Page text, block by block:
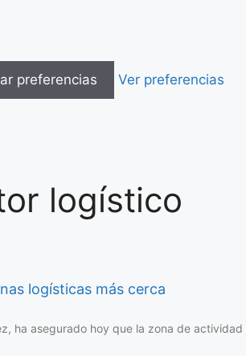
preferencias
Ver preferencias
logístico
logísticas más cerca
ha asegurado hoy que la zona de